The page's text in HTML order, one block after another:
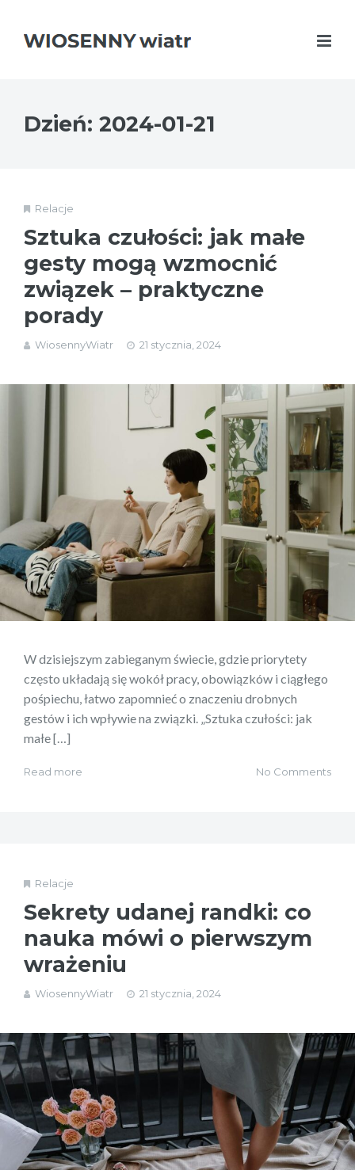
Dzień: 2024-01-21
Relacje
Sztuka czułości: jak małe
gesty mogą wzmocnić
związek – praktyczne
porady
WiosennyWiatr 21 stycznia, 2024
W dzisiejszym zabieganym świecie, gdzie priorytety
często układają się wokół pracy, obowiązków i ciągłego
pośpiechu, łatwo zapomnieć o znaczeniu drobnych
gestów i ich wpływie na związki. „Sztuka czułości: jak
małe […]
Read more No Comments
Relacje
Sekrety udanej randki: co
nauka mówi o pierwszym
wrażeniu
WiosennyWiatr 21 stycznia, 2024